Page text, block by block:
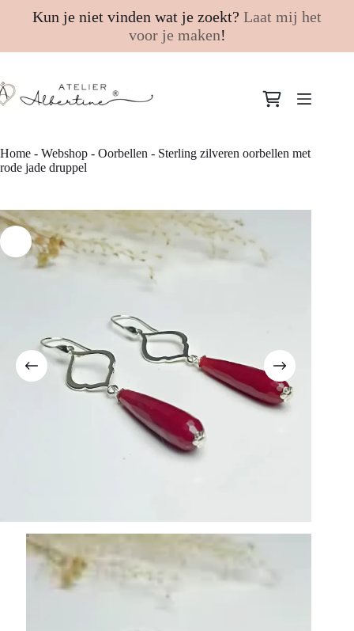
Kun je niet vinden wat je zoekt? Laat mij het
voor je maken!
naar
de
Winkelwagen
Home - Webshop - Oorbellen - Sterling zilveren oorbellen met
rode jade druppel